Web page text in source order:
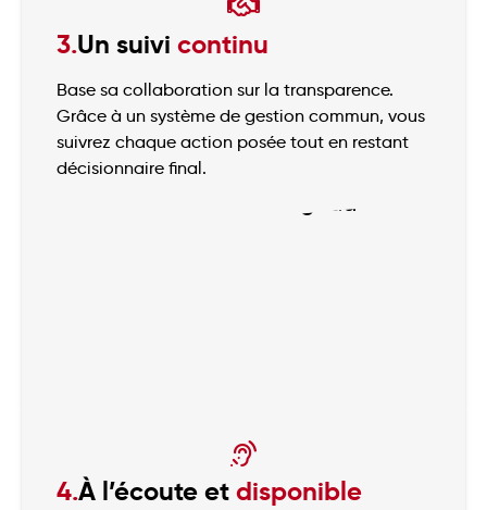
3.Un suivi continu
Base sa collaboration sur la transparence.
Grâce à un système de gestion commun, vous
suivrez chaque action posée tout en restant
décisionnaire final.
4.À l’écoute et disponible